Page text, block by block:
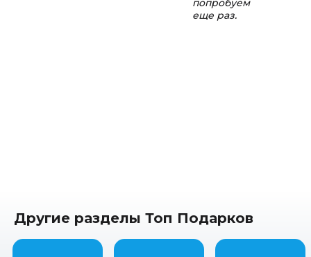
попробуем
еще раз.
Другие разделы Топ Подарков